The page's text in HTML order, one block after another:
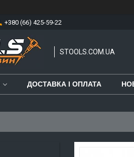
+380 (66) 425-59-22
STOOLS.COM.UA
ДОСТАВКА І ОПЛАТА